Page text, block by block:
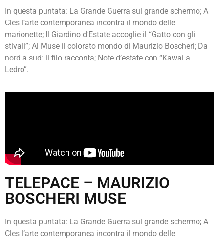
In questa puntata: La Grande Guerra sul grande schermo; A
Cles l’arte contemporanea incontra il mondo delle
marionette; Il Giardino d’Estate accoglie il “Gatto con gli
stivali”; Al Muse il colorato mondo di Maurizio Boscheri; Da
nord a sud: il filo racconta; Note d’estate con “Kawai a
Ledro”.
TELEPACE – MAURIZIO
BOSCHERI MUSE
In questa puntata: La Grande Guerra sul grande schermo; A
Cles l’arte contemporanea incontra il mondo delle